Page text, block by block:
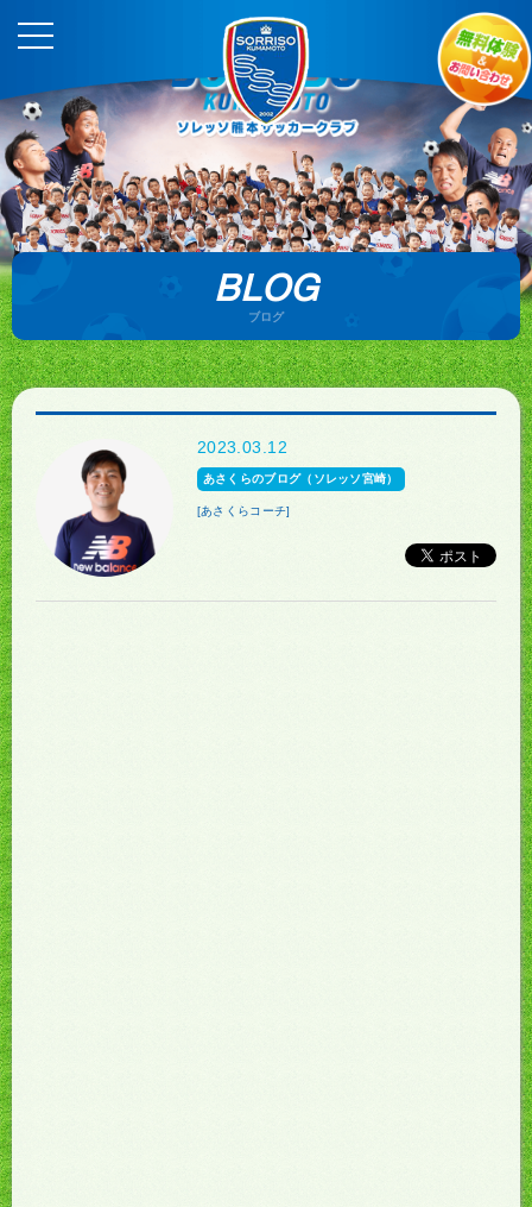
BLOG
ブログ
2023.03.12
あさくらのブログ（ソレッソ宮崎）
[あさくらコーチ]